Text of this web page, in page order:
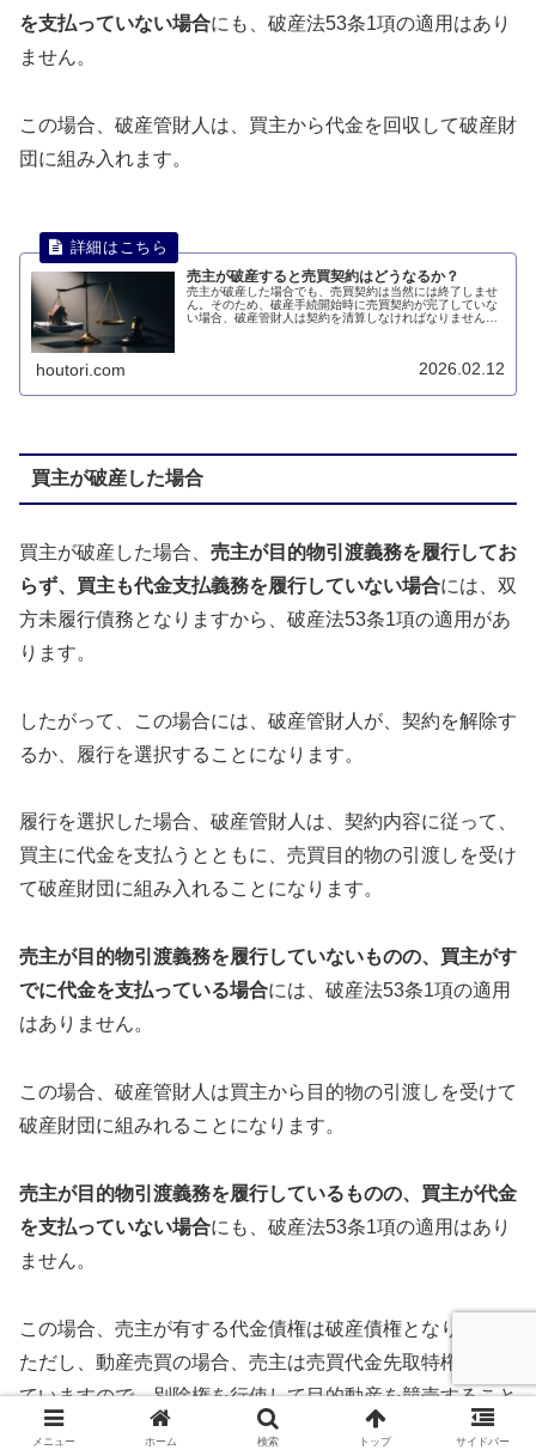
を支払っていない場合にも、破産法53条1項の適用はあり
ません。
この場合、破産管財人は、買主から代金を回収して破産財
団に組み入れます。
売主が破産すると売買契約はどうなるか？
売主が破産した場合でも、売買契約は当然には終了しませ
ん。そのため、破産手続開始時に売買契約が完了していな
い場合、破産管財人は契約を清算しなければなりません。
houtori.com 2026.02.12
買主が破産した場合
買主が破産した場合、 売主が目的物引渡義務を履行してお
らず、買主も代金支払義務を履行していない場合には、双
方未履行債務となりますから、破産法53条1項の適用があ
ります。
したがって、この場合には、破産管財人が、契約を解除す
るか、履行を選択することになります。
履行を選択した場合、破産管財人は、契約内容に従って、
買主に代金を支払うとともに、売買目的物の引渡しを受け
て破産財団に組み入れることになります。
売主が目的物引渡義務を履行していないものの、買主がす
でに代金を支払っている場合には、破産法53条1項の適用
はありません。
この場合、破産管財人は買主から目的物の引渡しを受けて
破産財団に組みれることになります。
売主が目的物引渡義務を履行しているものの、買主が代金
を支払っていない場合にも、破産法53条1項の適用はあり
ません。
この場合、売主が有する代金債権は破産債権となります。
ただし、動産売買の場合、売主は売買代金先取特権を有し
ていますので、別除権を行使して目的動産を競売すること
が可能です。
メニュー ホーム 検索 トップ サイドバー